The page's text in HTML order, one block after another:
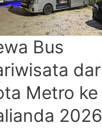
Bus
Metro ke
2026